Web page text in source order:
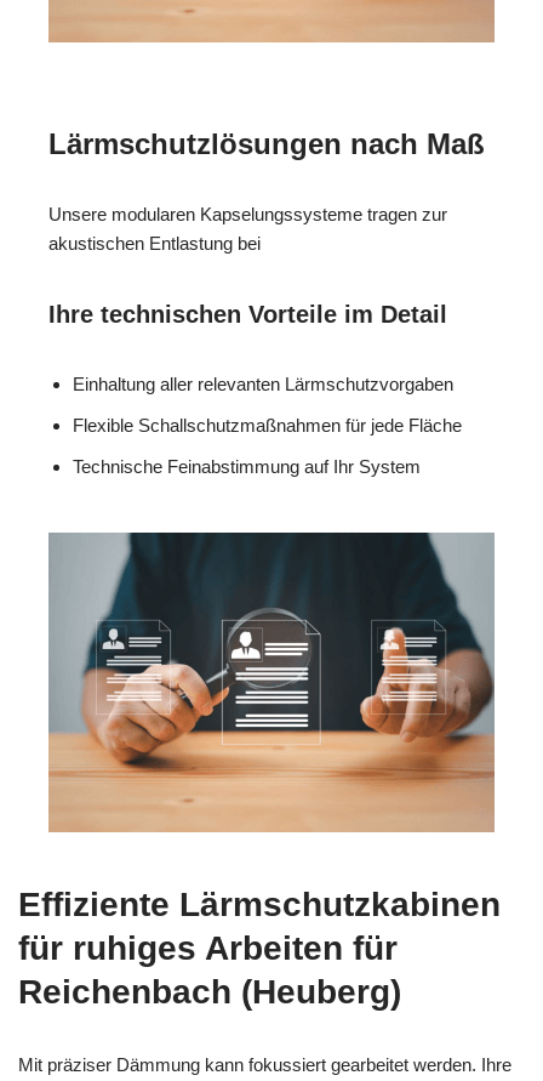
Lärmschutzlösungen nach Maß
Unsere modularen Kapselungssysteme tragen zur
akustischen Entlastung bei
Ihre technischen Vorteile im Detail
Einhaltung aller relevanten Lärmschutzvorgaben
Flexible Schallschutzmaßnahmen für jede Fläche
Technische Feinabstimmung auf Ihr System
Effiziente Lärmschutzkabinen
für ruhiges Arbeiten für
Reichenbach (Heuberg)
Mit präziser Dämmung kann fokussiert gearbeitet werden. Ihre